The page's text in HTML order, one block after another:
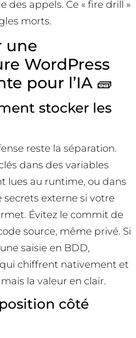
des appels. Ce « fire drill »
morts.
une
WordPress
pour l’IA 🧱
stocker les
reste la séparation.
dans des variables
lues au runtime, ou dans
externe si votre
Évitez le commit de
source, même privé. Si
saisie en BDD,
chiffrent nativement et
la valeur en clair.
côté